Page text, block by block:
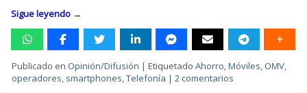
Sigue leyendo →
Publicado en Opinión/Difusión |Etiquetado Ahorro,Móviles, OMV,
operadores, smartphones,Telefonía |2 comentarios